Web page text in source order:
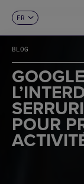
EN
FR
DE
IT
PT
BLOG
POUR